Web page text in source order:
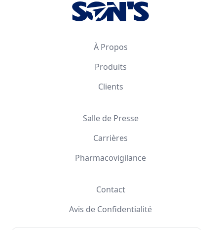
À Propos
Produits
Clients
Salle de Presse
Carrières
Pharmacovigilance
Contact
Avis de Confidentialité